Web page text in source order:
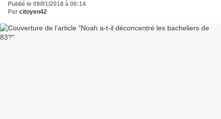
Publié le 09/01/2018 à 06:14
Par citoyen42